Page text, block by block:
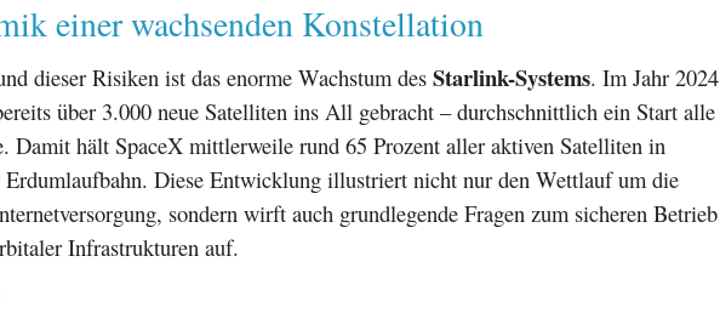
einer wachsenden Konstellation
dieser Risiken ist das enorme Wachstum des Starlink-Systems. Im Jahr 2024
über 3.000 neue Satelliten ins All gebracht – durchschnittlich ein Start alle
Damit hält SpaceX mittlerweile rund 65 Prozent aller aktiven Satelliten in
Diese Entwicklung illustriert nicht nur den Wettlauf um die
sondern wirft auch grundlegende Fragen zum sicheren Betrieb
Infrastrukturen auf.